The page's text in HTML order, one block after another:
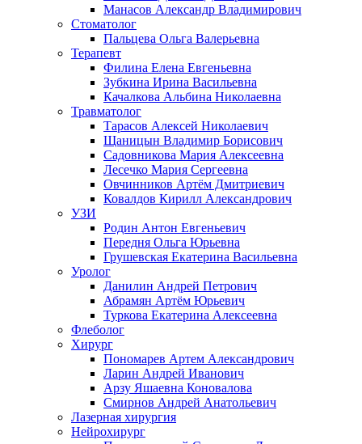
Манасов Александр Владимирович
Стоматолог
Пальцева Ольга Валерьевна
Терапевт
Филина Елена Евгеньевна
Зубкина Ирина Васильевна
Качалкова Альбина Николаевна
Травматолог
Тарасов Алексей Николаевич
Щаницын Владимир Борисович
Садовникова Мария Алексеевна
Лесечко Мария Сергеевна
Овчинников Артём Дмитриевич
Ковалдов Кирилл Александрович
УЗИ
Родин Антон Евгеньевич
Передня Ольга Юрьевна
Грушевская Екатерина Васильевна
Уролог
Данилин Андрей Петрович
Абрамян Артём Юрьевич
Туркова Екатерина Алексеевна
Флеболог
Хирург
Пономарев Артем Александрович
Ларин Андрей Иванович
Арзу Яшаевна Коновалова
Смирнов Андрей Анатольевич
Лазерная хирургия
Нейрохирург